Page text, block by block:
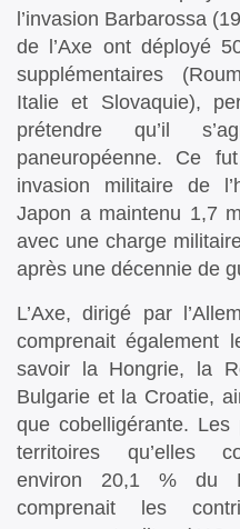
l’invasion Barbarossa
de l’Axe ont déployé
supplémentaires
Italie et Slovaquie),
prétendre qu’il
paneuropéenne. Ce
invasion militaire de
Japon a maintenu 1,7
avec une charge
après une décennie de
L’Axe, dirigé par
comprenait également
savoir la Hongrie, la
Bulgarie et la Croatie,
que cobelligérante. Les
territoires qu’elles
environ 20,1 % du
comprenait les